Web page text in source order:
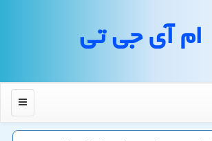
ام آی جی تی
منو